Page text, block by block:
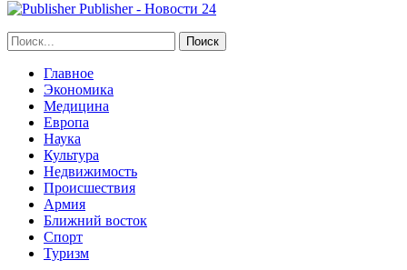
Publisher - Новости 24
Главное
Экономика
Медицина
Европа
Наука
Культура
Недвижимость
Происшествия
Армия
Ближний восток
Спорт
Туризм